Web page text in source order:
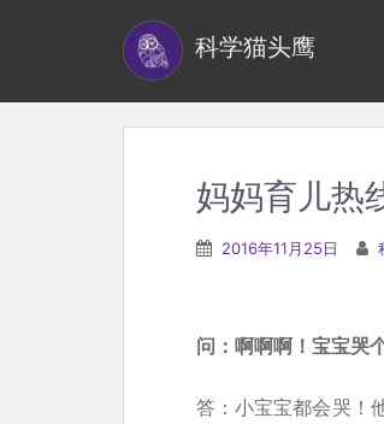
科学猫头鹰
妈妈育儿热
2016年11月25日
问：啊啊啊！宝宝哭
答：小宝宝都会哭！